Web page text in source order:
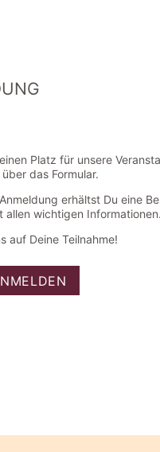
Platz für unsere
das Formular.
erhältst Du eine
allen wichtigen Informationen.
auf Deine Teilnahme!